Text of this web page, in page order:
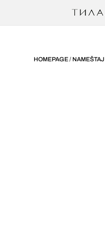
HOMEPAGE/ NAMEŠTAJ